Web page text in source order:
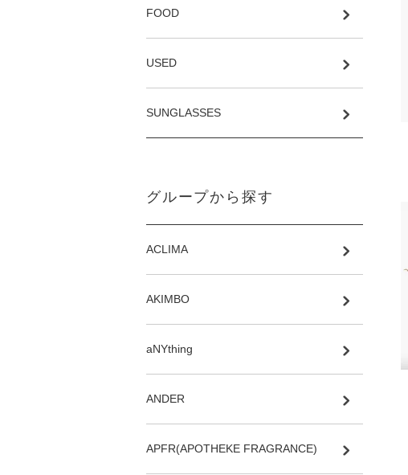
FOOD
USED
SUNGLASSES
グループから探す
ACLIMA
AKIMBO
aNYthing
ANDER
APFR(APOTHEKE FRAGRANCE)